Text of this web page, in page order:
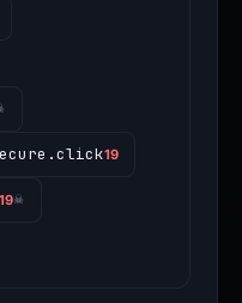
19
19☠